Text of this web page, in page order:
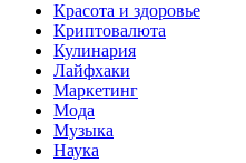
Красота и здоровье
Криптовалюта
Кулинария
Лайфхаки
Маркетинг
Мода
Музыка
Наука